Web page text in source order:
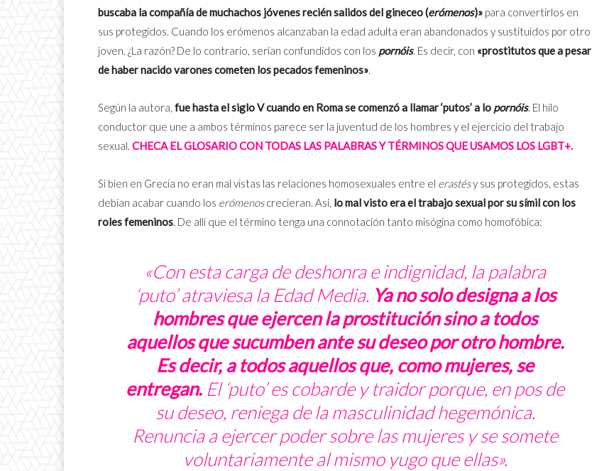
buscaba la compañía de muchachos jóvenes recién salidos del gineceo (erómenos)» para convertirlos en
sus protegidos. Cuando los erómenos alcanzaban la edad adulta eran abandonados y sustituidos por otro
joven. ¿La razón? De lo contrario, serían confundidos con los pornóis. Es decir, con «prostitutos que a pesar
de haber nacido varones cometen los pecados femeninos».
Según la autora, fue hasta el siglo V cuando en Roma se comenzó a llamar ‘putos’ a lo pornóis. El hilo
conductor que une a ambos términos parece ser la juventud de los hombres y el ejercicio del trabajo
sexual. CHECA EL GLOSARIO CON TODAS LAS PALABRAS Y TÉRMINOS QUE USAMOS LOS LGBT+.
Si bien en Grecia no eran mal vistas las relaciones homosexuales entre el erastésy sus protegidos, estas
debían acabar cuando los erómenoscrecieran. Así, lo mal visto era el trabajo sexual por su símil con los
roles femeninos. De allí que el término tenga una connotación tanto misógina como homofóbica:
«Con esta carga de deshonra e indignidad, la palabra
‘puto’ atraviesa la Edad Media. Ya no solo designa a los
hombres que ejercen la prostitución sino a todos
aquellos que sucumben ante su deseo por otro hombre.
Es decir, a todos aquellos que, como mujeres, se
entregan. El ‘puto’ es cobarde y traidor porque, en pos de
su deseo, reniega de la masculinidad hegemónica.
Renuncia a ejercer poder sobre las mujeres y se somete
voluntariamente al mismo yugo que ellas».